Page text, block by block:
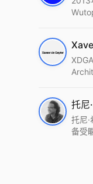
统这
和生
工具
2022
A+
进的
化的
托尼
备受